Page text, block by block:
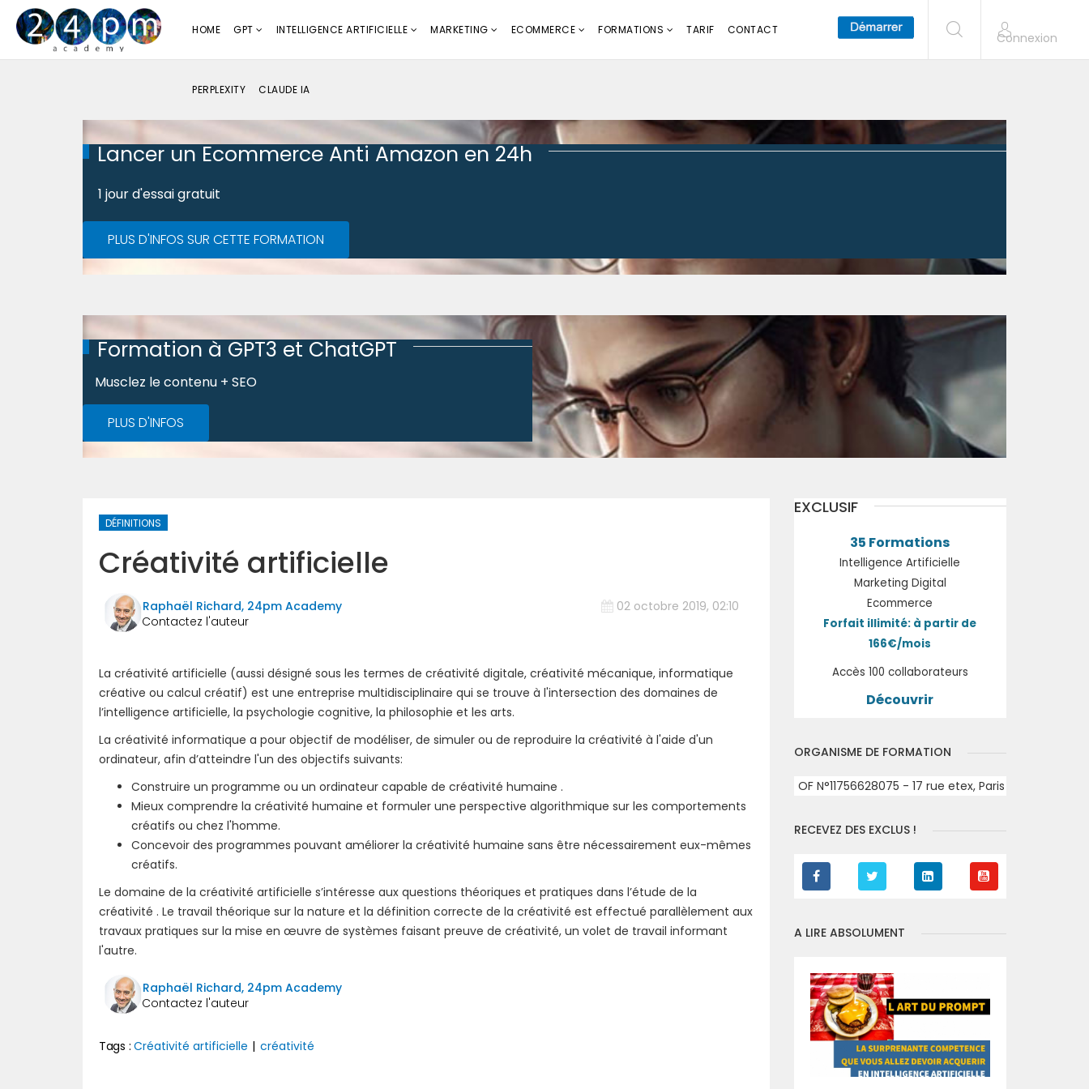
HOME GPT INTELLIGENCE ARTIFICIELLE MARKETING ECOMMERCE FORMATIONS TARIF CONTACT
PERPLEXITY CLAUDE IA
Connexion
Lancer un Ecommerce Anti Amazon en 24h
1 jour d'essai gratuit
PLUS D'INFOS SUR CETTE FORMATION
Formation à GPT3 et ChatGPT
Musclez le contenu + SEO
PLUS D'INFOS
DÉFINITIONS
Créativité artificielle
Raphaël Richard, 24pm Academy 02 octobre 2019, 02:10
La créativité artificielle (aussi désigné sous les termes de créativité digitale, créativité mécanique, informatique
créative ou calcul créatif) est une entreprise multidisciplinaire qui se trouve à l'intersection des domaines de
l’intelligence artificielle, la psychologie cognitive, la philosophie et les arts.
La créativité informatique a pour objectif de modéliser, de simuler ou de reproduire la créativité à l'aide d'un
ordinateur, afin d’atteindre l'un des objectifs suivants:
Construire un programme ou un ordinateur capable de créativité humaine .
Mieux comprendre la créativité humaine et formuler une perspective algorithmique sur les comportements
créatifs ou chez l'homme.
Concevoir des programmes pouvant améliorer la créativité humaine sans être nécessairement eux-mêmes
créatifs.
Le domaine de la créativité artificielle s’intéresse aux questions théoriques et pratiques dans l’étude de la
créativité . Le travail théorique sur la nature et la définition correcte de la créativité est effectué parallèlement aux
travaux pratiques sur la mise en œuvre de systèmes faisant preuve de créativité, un volet de travail informant
l'autre.
Raphaël Richard, 24pm Academy
Tags : Créativité artificielle | créativité
EXCLUSIF
35 Formations
Intelligence Artificielle
Marketing Digital
Ecommerce
Forfait illimité: à partir de
166€/mois
Accès 100 collaborateurs
Découvrir
ORGANISME DE FORMATION
OF N°11756628075 - 17 rue etex, Paris
RECEVEZ DES EXCLUS !
A LIRE ABSOLUMENT